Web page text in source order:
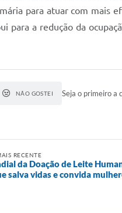
para atuar com mais
para a redução da
NÃO GOSTEI Seja o primeiro a
RECENTE
da Doação de Leite
salva vidas e convida